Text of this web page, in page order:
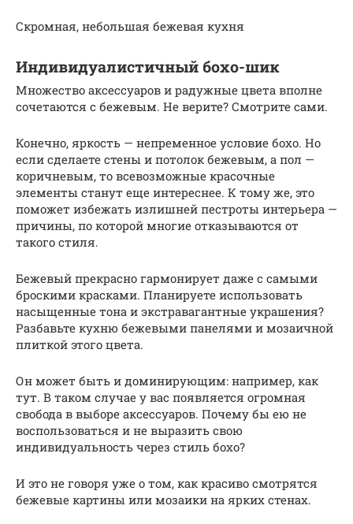
Скромная, небольшая бежевая кухня
Индивидуалистичный бохо-шик
Множество аксессуаров и радужные цвета вполне
сочетаются с бежевым. Не верите? Смотрите сами.
Конечно, яркость — непременное условие бохо. Но
если сделаете стены и потолок бежевым, а пол —
коричневым, то всевозможные красочные
элементы станут еще интереснее. К тому же, это
поможет избежать излишней пестроты интерьера —
причины, по которой многие отказываются от
такого стиля.
Бежевый прекрасно гармонирует даже с самыми
броскими красками. Планируете использовать
насыщенные тона и экстравагантные украшения?
Разбавьте кухню бежевыми панелями и мозаичной
плиткой этого цвета.
Он может быть и доминирующим: например, как
тут. В таком случае у вас появляется огромная
свобода в выборе аксессуаров. Почему бы ею не
воспользоваться и не выразить свою
индивидуальность через стиль бохо?
И это не говоря уже о том, как красиво смотрятся
бежевые картины или мозаики на ярких стенах.